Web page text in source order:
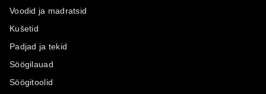
Voodid ja madratsid
Kušetid
Padjad ja tekid
Söögilauad
Söögitoolid